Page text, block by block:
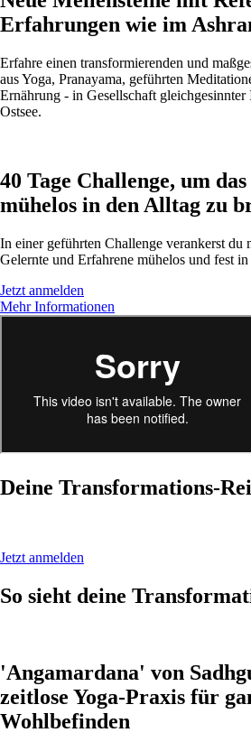
Erfahrungen wie im
Erfahre einen transformierenden und
aus Yoga, Pranayama, geführten
Ernährung - in Gesellschaft
Ostsee.
40 Tage Challenge, um
mühelos in den Alltag zu
In einer geführten Challenge verankerst du
Gelernte und Erfahrene mühelos und fest
Jetzt anmelden
Mehr Informationen
Deine Transformations-
Jetzt anmelden
So sieht deine
'Angamardana' von
zeitlose Yoga-Praxis für
Wohlbefinden